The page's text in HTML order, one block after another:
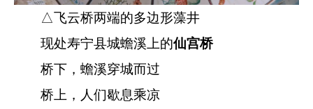
△飞云桥两端的多边形藻井
现处寿宁县城蟾溪上的仙宫桥
桥下，蟾溪穿城而过
桥上，人们歇息乘凉